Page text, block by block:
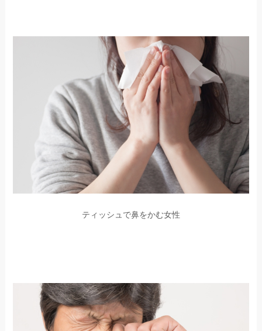
ティッシュで鼻をかむ女性